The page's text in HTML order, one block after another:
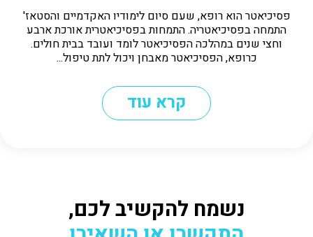
פסיכיאטר הוא רופא, שעם סיום לימודיו האקדמיים והסטאז'
התמחה בפסיכיאטריה. התמחות בפסיכיאטרית אורכת ארבע
וחצי שנים במהלכה הפסיכיאטר לומד ועובד בבית חולים.
כרופא, הפסיכיאטר מאבחן ויכול לתת טיפול...
קרא עוד
נשמח להקשיב לכם,